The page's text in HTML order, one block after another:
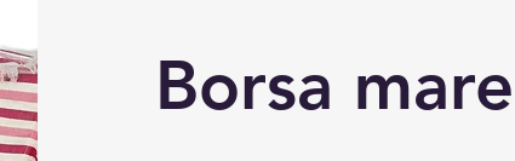
Borsa mare